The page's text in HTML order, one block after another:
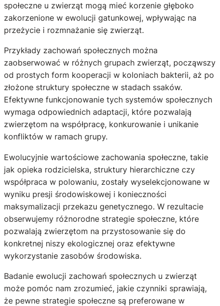
społeczne u zwierząt mogą mieć korzenie głęboko
zakorzenione w ewolucji gatunkowej, wpływając na
przeżycie i rozmnażanie się zwierząt.
Przykłady zachowań społecznych można
zaobserwować w różnych grupach zwierząt, począwszy
od prostych form kooperacji w koloniach bakterii, aż po
złożone struktury społeczne w stadach ssaków.
Efektywne funkcjonowanie tych systemów społecznych
wymaga odpowiednich adaptacji, które pozwalają
zwierzętom na współpracę, konkurowanie i unikanie
konfliktów w ramach grupy.
Ewolucyjnie wartościowe zachowania społeczne, takie
jak opieka rodzicielska, struktury hierarchiczne czy
współpraca w polowaniu, zostały wyselekcjonowane w
wyniku presji środowiskowej i konieczności
maksymalizacji przekazu genetycznego. W rezultacie
obserwujemy różnorodne strategie społeczne, które
pozwalają zwierzętom na przystosowanie się do
konkretnej niszy ekologicznej oraz efektywne
wykorzystanie zasobów środowiska.
Badanie ewolucji zachowań społecznych u zwierząt
może pomóc nam zrozumieć, jakie czynniki sprawiają,
że pewne strategie społeczne są preferowane w